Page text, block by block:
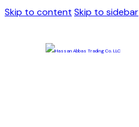
Skip to content Skip to sidebar